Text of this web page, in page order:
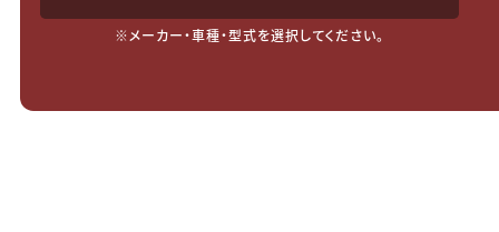
※メーカー・車種・型式を選択してください。